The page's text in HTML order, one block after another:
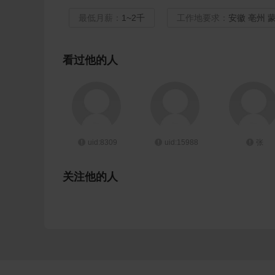
最低月薪： 1~2千 工作地要求： 安徽 亳州
看过他的人
uid:8309 uid:15988
关注他的人